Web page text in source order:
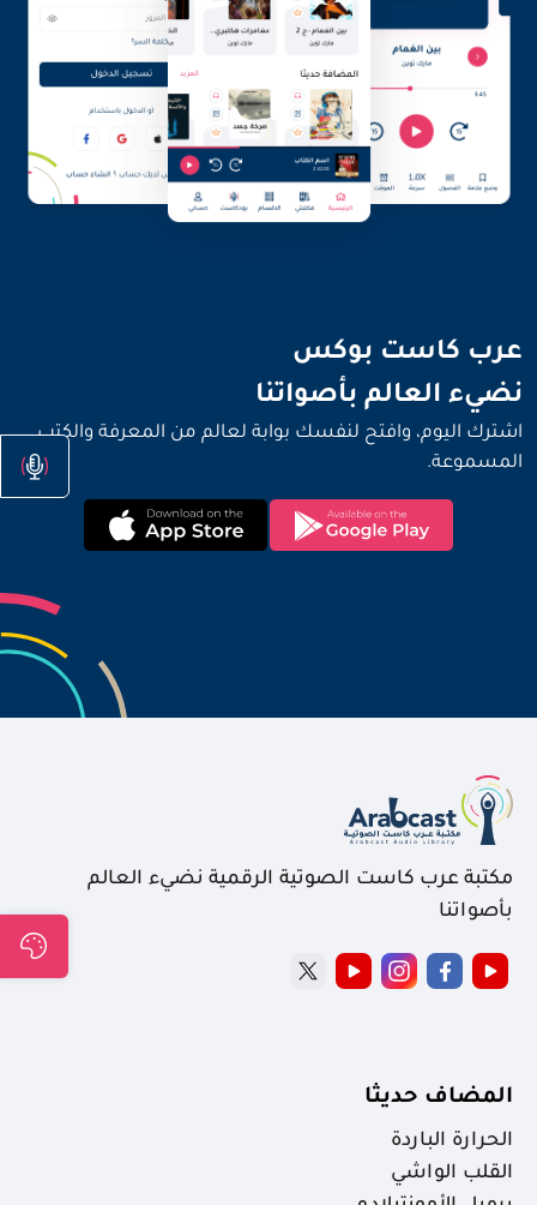
عرب كاست بوكس
نضيء العالم بأصواتنا
اشترك اليوم، وافتح لنفسك بوابة لعالم من المعرفة والكتب
المسموعة.
مكتبة عرب كاست الصوتية الرقمية نضيء العالم
بأصواتنا
المضاف حديثا
الحرارة الباردة
القلب الواشي